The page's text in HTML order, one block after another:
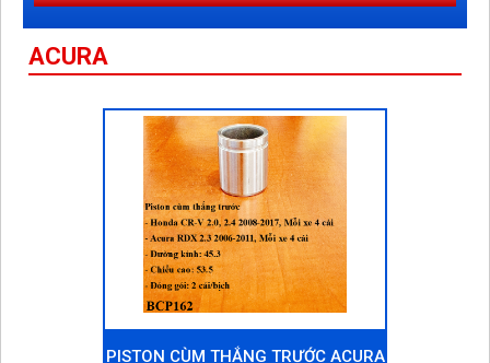
ACURA
PISTON CÙM THẮNG TRƯỚC ACURA